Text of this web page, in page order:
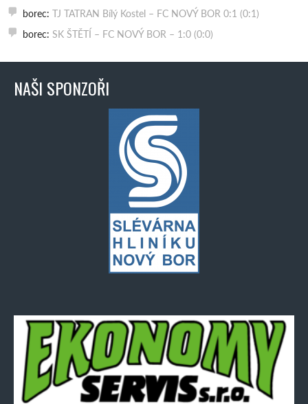
borec: TJ TATRAN Bílý Kostel – FC NOVÝ BOR 0:1 (0:1)
borec: SK ŠTĚTÍ – FC NOVÝ BOR – 1:0 (0:0)
NAŠI SPONZOŘI